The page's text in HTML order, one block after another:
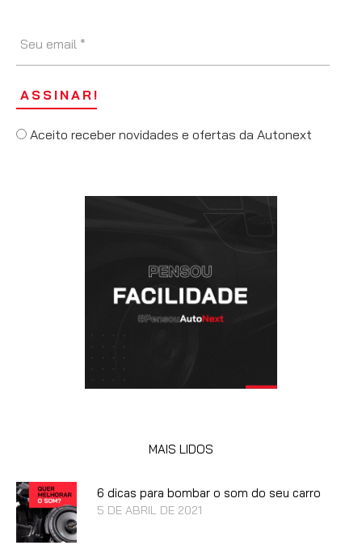
Aceito receber novidades e ofertas da Autonext
MAIS LIDOS
6 dicas para bombar o som do seu carro
5 DE ABRIL DE 2021